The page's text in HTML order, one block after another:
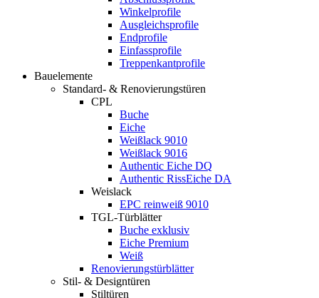
Winkelprofile
Ausgleichsprofile
Endprofile
Einfassprofile
Treppenkantprofile
Bauelemente
Standard- & Renovierungstüren
CPL
Buche
Eiche
Weißlack 9010
Weißlack 9016
Authentic Eiche DQ
Authentic RissEiche DA
Weislack
EPC reinweiß 9010
TGL-Türblätter
Buche exklusiv
Eiche Premium
Weiß
Renovierungstürblätter
Stil- & Designtüren
Stiltüren